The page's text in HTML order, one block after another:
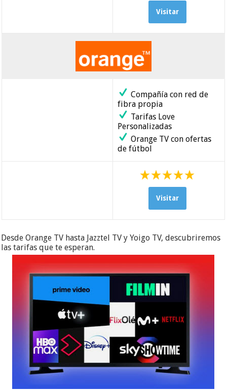
Visitar
Compañía con red de
fibra propia
Tarifas Love
Personalizadas
Orange TV con ofertas
de fútbol
Visitar
Desde Orange TV hasta Jazztel TV y Yoigo TV, descubriremos
las tarifas que te esperan.